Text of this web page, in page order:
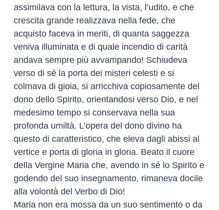
assimilava con la lettura, la vista, l’udito, e che
crescita grande realizzava nella fede, che
acquisto faceva in meriti, di quanta saggezza
veniva illuminata e di quale incendio di carità
andava sempre più avvampando! Schiudeva
verso di sé la porta dei misteri celesti e si
colmava di gioia, si arricchiva copiosamente del
dono dello Spirito, orientandosi verso Dio, e nel
medesimo tempo si conservava nella sua
profonda umiltà. L’opera del dono divino ha
questo di caratteristico, che eleva dagli abissi al
vertice e porta di gloria in gloria. Beato il cuore
della Vergine Maria che, avendo in sé lo Spirito e
godendo del suo insegnamento, rimaneva docile
alla volontà del Verbo di Dio!
Maria non era mossa da un suo sentimento o da